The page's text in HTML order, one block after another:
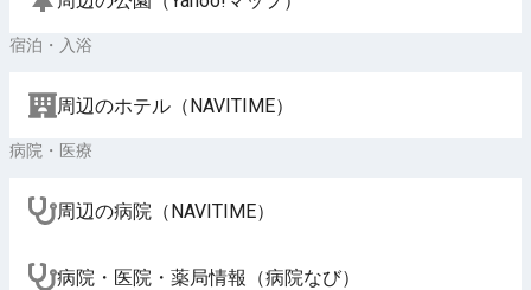
宿泊・入浴
周辺のホテル（NAVITIME）
病院・医療
周辺の病院（NAVITIME）
病院・医院・薬局情報（病院なび）